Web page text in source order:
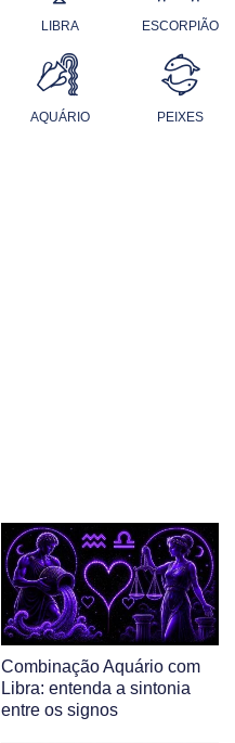
LIBRA ESCORPIÃO
AQUÁRIO PEIXES
Combinação Aquário com
Libra: entenda a sintonia
entre os signos